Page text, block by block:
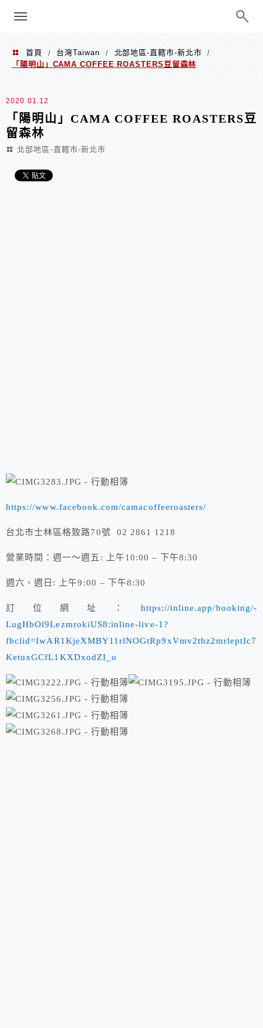
巧、世界走透透
menu
首頁 / 台灣Taiwan / 北部地區-直轄市-新北市
/
「陽明山」CAMA COFFEE ROASTERS豆留森林
2020.01.12
「陽明山」CAMA COFFEE ROASTERS豆
留森林
北部地區-直轄市-新北市
https://www.facebook.com/camacoffeeroasters/
台北市士林區格致路70號 02 2861 1218
營業時間：週一～週五: 上午10:00 – 下午8:30
週六、週日: 上午9:00 – 下午8:30
訂位網址： https://inline.app/booking/-
LugHbOl9LezmrokiUS8:inline-live-1?
fbclid=IwAR1KjeXMBY11rlNOGtRp9xVmv2thz2mrleptIc7
KetuxGCfL1KXDxodZI_o